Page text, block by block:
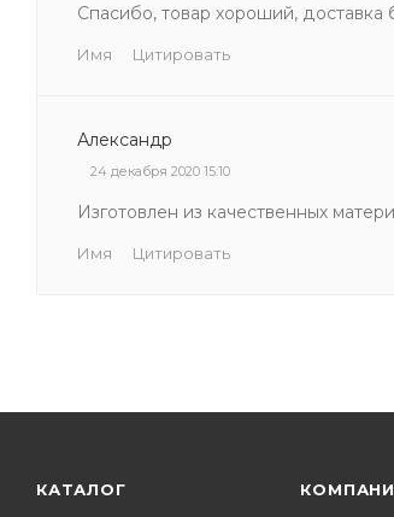
Спасибо, товар хороший, доставка
Имя Цитировать
Александр
24 декабря 2020 15:10
Изготовлен из качественных
Имя Цитировать
КАТАЛОГ